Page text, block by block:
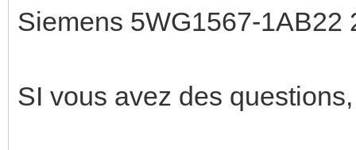
Siemens 5WG1567-1AB22
SI vous avez des